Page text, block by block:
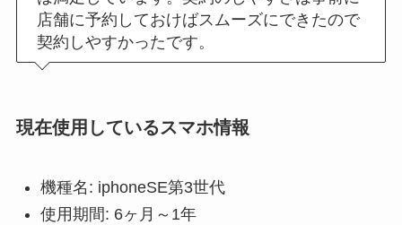
店舗に予約しておけばスムーズにできたので
契約しやすかったです。
現在使用しているスマホ情報
機種名: iphoneSE第3世代
使用期間: 6ヶ月～1年